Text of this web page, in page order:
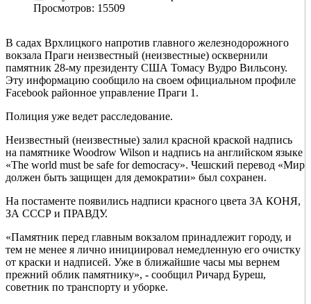
Просмотров: 15509
В садах Врхлицкого напротив главного железнодорожного
вокзала Праги неизвестный (неизвестные) осквернили
памятник 28-му президенту США Томасу Вудро Вильсону.
Эту информацию сообщило на своем официальном профиле
Facebook районное управление Праги 1.
Полиция уже ведет расследование.
Неизвестный (неизвестные) залил красной краской надпись
на памятнике Woodrow Wilson и надпись на английском языке
«The world must be safe for democracy». Чешский перевод «Мир
должен быть защищен для демократии» был сохранен.
На постаменте появились надписи красного цвета ЗА КОНЯ,
ЗА СССР и ПРАВДУ.
«Памятник перед главным вокзалом принадлежит городу, и
тем не менее я лично инициировал немедленную его очистку
от краски и надписей. Уже в ближайшие часы мы вернем
прежний облик памятнику», - сообщил Ричард Буреш,
советник по транспорту и уборке.